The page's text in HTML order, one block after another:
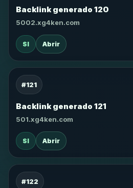
Backlink generado 120
5002.xg4ken.com
SI Abrir
#121
Backlink generado 121
501.xg4ken.com
SI Abrir
#122